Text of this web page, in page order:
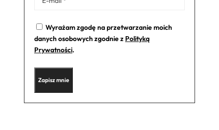
Wyrażam zgodę na przetwarzanie moich
danych osobowych zgodnie z Polityką
Prywatności.